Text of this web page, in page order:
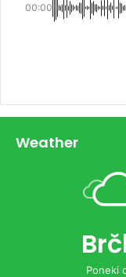
00:00
Weather
Poneki